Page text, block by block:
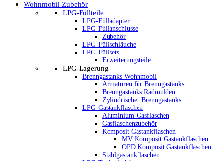
Wohnmobil-Zubehör
LPG-Füllteile
LPG-Fülladapter
LPG-Füllanschlüsse
Zubehör
LPG-Füllschläuche
LPG-Füllsets
Erweiterungsteile
LPG-Lagerung
Brenngastanks Wohnmobil
Armaturen für Brenngastanks
Brenngastanks Radmulden
Zylindrischer Brenngastanks
LPG-Gastankflaschen
Aluminium-Gasflaschen
Gasflaschenzubehör
Komposit Gastankflaschen
MV Komposit Gastankflaschen
OPD Komposit Gastankflaschen
Stahlgastankflaschen